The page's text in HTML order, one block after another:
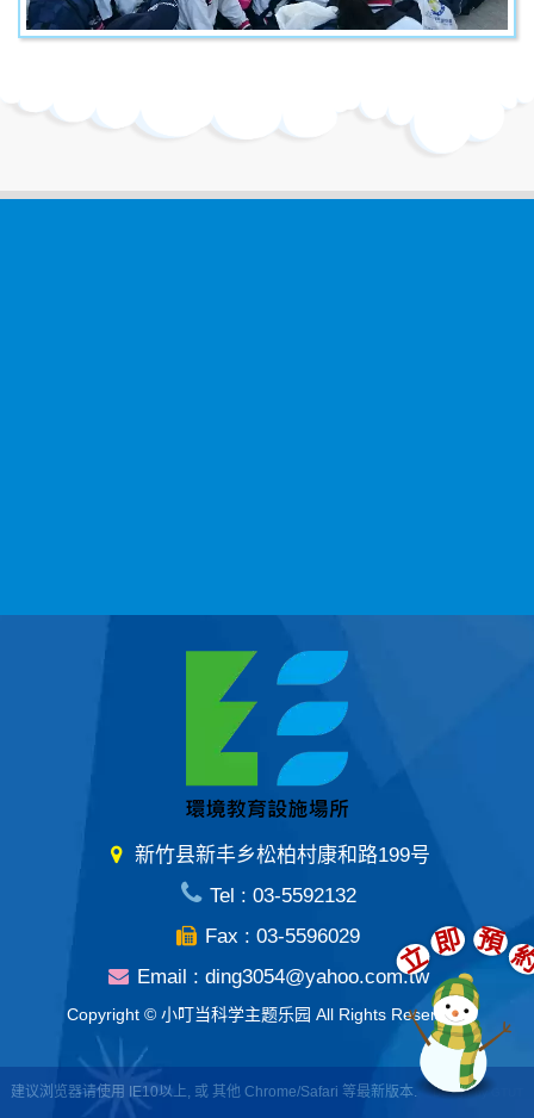
立即 預
新竹县新丰乡松柏村康和路199号
Tel : 03-5592132
Fax : 03-5596029
Email : ding3054@yahoo.com.tw
Copyright © 小叮当科学主题乐园 All Rights Reserved.
建议浏览器请使用 IE10以上, 或 其他 Chrome/Safari 等最新版本. Design by GTUT